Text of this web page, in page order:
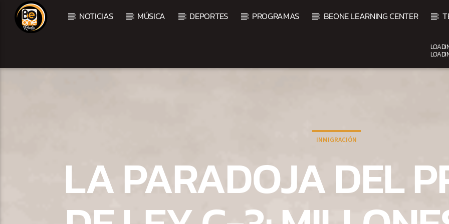
NOTICIAS MÚSICA DEPORTES PROGRAMAS BEONE LEARNING CENTER
INMIGRACIÓN
LA PARADOJA DEL